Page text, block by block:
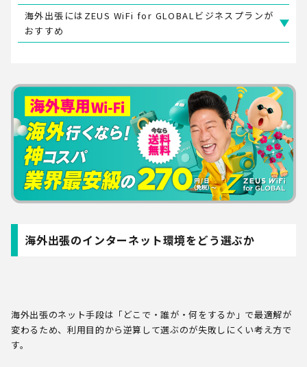
海外出張にはZEUS WiFi for GLOBALビジネスプランが
おすすめ
海外出張のインターネット環境をどう選ぶか
海外出張のネット手段は「どこで・誰が・何をするか」で最適解が
変わるため、利用目的から逆算して選ぶのが失敗しにくい考え方で
す。